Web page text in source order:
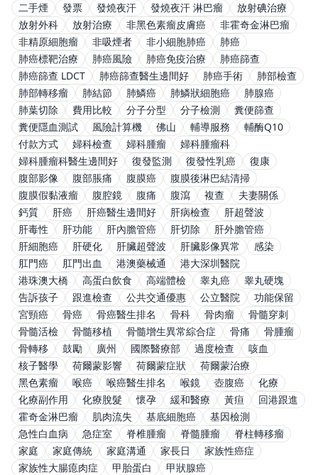
二手煙
發票 發燒夜汗 發燒夜汗 淋巴瘤
放射碘治療
放射外科
放射治療 非黑色素瘤皮膚癌
非霍奇金淋巴瘤
非精原細胞瘤
非吸煙者 非小細胞肺癌
肺癌
肺癌標靶治療
肺癌風險 肺癌免疫治療
肺癌篩查
肺癌篩查 LDCT
肺癌篩查醫生邊間好 肺癌手術
肺部檢查
肺部轉移瘤
肺結節 肺鱗癌 肺鱗狀細胞癌
肺腺癌
肺葉切除
費用比較 分子分型 分子檢測
糞便篩查
糞便隱血測試
風險計算機 佛山 輔導服務
輔酶Q10
付款方式
婦科檢查 婦科腫瘤
婦科腫瘤科
婦科腫瘤科醫生邊間好
復發監測 復發性乳癌
復康
腹部影像
腹部脹痛 腹膜癌
腹膜後淋巴結清掃
腹膜假黏液瘤
腹腔鏡 腹痛 腹瀉 複查
夫妻關係
鈣質
肝癌 肝癌醫生邊間好 肝病檢查
肝超聲波
肝毒性
肝功能 肝內膽管癌 肝切除
肝外膽管癌
肝細胞癌
肝硬化 肝臟超聲波 肝臟影像異常
感染
肛門癌
肛門出血 港澳藥械通
港大深圳醫院
港珠澳大橋
高蛋白飲食 高端體檢 睾丸癌
睾丸硬塊
告訴孩子
跟進檢查 公共交通優惠 公立醫院
功能保留
宮頸癌
骨癌 骨癌醫生排名 骨科 骨肉瘤
骨髓穿刺
骨髓活檢
骨髓移植 骨髓增生異常綜合症 骨痛
骨腫瘤
骨轉移
鼓勵 廣州 國際醫療部 過度檢查
咳血
核子醫學
荷爾蒙影響 荷爾蒙症狀
荷爾蒙治療
黑色素瘤
喉癌 喉癌醫生排名 喉鏡 壺腹癌
化療
化療副作用
化療脫髮 懷孕 緩和醫療 黃疸
回港跟進
霍奇金淋巴瘤
肌肉流失 基底細胞癌
基因檢測
急性白血病
急症室 脊椎腫瘤 脊髓腫瘤
脊柱轉移瘤
家庭
家庭傳統 家庭溝通 家長日
家族性癌症
家族性大腸瘜肉症
甲胎蛋白
甲狀腺癌